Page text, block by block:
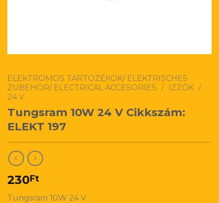
ELEKTROMOS TARTOZÉKOK/ ELEKTRISCHES
ZUBEHÖR/ ELECTRICAL ACCESORIES / IZZÓK /
24 V
Tungsram 10W 24 V Cikkszám:
ELEKT 197
230Ft
Tungsram 10W 24 V